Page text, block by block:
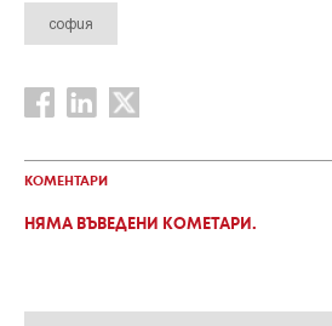
софия
КОМЕНТАРИ
НЯМА ВЪВЕДЕНИ КОМЕТАРИ.